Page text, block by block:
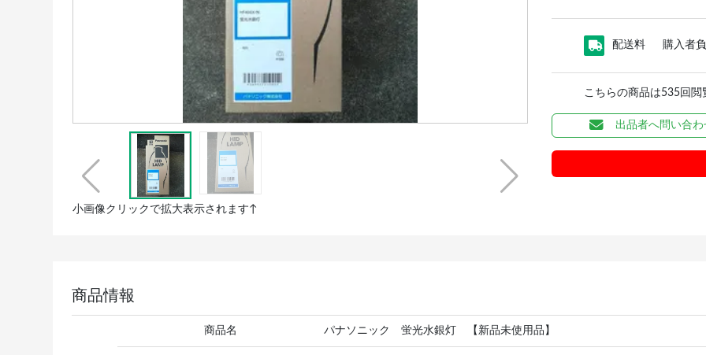
小画像クリックで拡大表示されます↑
配送料 購入者
こちらの商品は535回
出品者へ問い合
商品情報
商品名 パナソニック 蛍光水銀灯 【新品未使用品】